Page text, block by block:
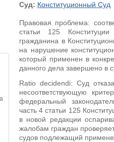
Суд: Конституционный Суд
Правовая проблема:
статьи 125
гражданина в
на нарушение
который применен в
данного дела завершено в
Ratio decidendi: Суд
несоответствующую
федеральный
часть 4 статьи 125
в новой редакции
жалобам граждан
судов подлежащий